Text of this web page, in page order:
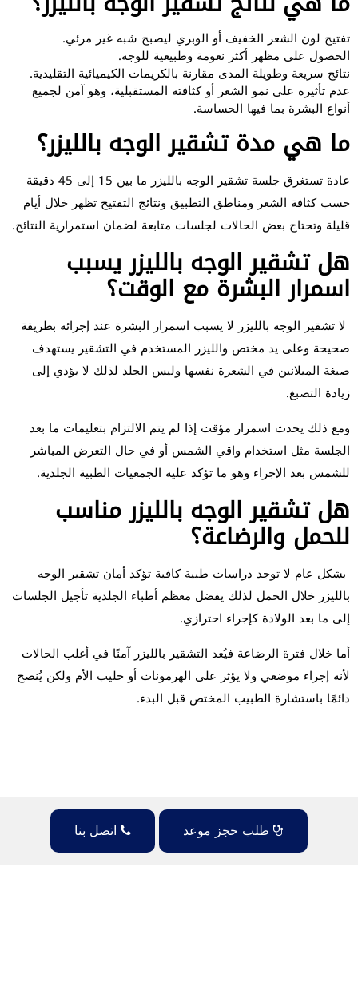
تفتيح لون الشعر الخفيف أو الوبري ليصبح شبه غير مرئي.
الحصول على مظهر أكثر نعومة وطبيعية للوجه.
نتائج سريعة وطويلة المدى مقارنة بالكريمات الكيميائية التقليدية.
عدم تأثيره على نمو الشعر أو كثافته المستقبلية، وهو آمن لجميع
أنواع البشرة بما فيها الحساسة.
ما هي مدة تشقير الوجه بالليزر؟
عادة تستغرق جلسة تشقير الوجه بالليزر ما بين 15 إلى 45 دقيقة
حسب كثافة الشعر ومناطق التطبيق ونتائج التفتيح تظهر خلال أيام
قليلة وتحتاج بعض الحالات لجلسات متابعة لضمان استمرارية النتائج.
هل تشقير الوجه بالليزر يسبب
اسمرار البشرة مع الوقت؟
لا تشقير الوجه بالليزر لا يسبب اسمرار البشرة عند إجرائه بطريقة
صحيحة وعلى يد مختص والليزر المستخدم في التشقير يستهدف
صبغة الميلانين في الشعرة نفسها وليس الجلد لذلك لا يؤدي إلى
زيادة التصبغ.
ومع ذلك يحدث اسمرار مؤقت إذا لم يتم الالتزام بتعليمات ما بعد
الجلسة مثل استخدام واقي الشمس أو في حال التعرض المباشر
للشمس بعد الإجراء وهو ما تؤكد عليه الجمعيات الطبية الجلدية.
هل تشقير الوجه بالليزر مناسب
للحمل والرضاعة؟
بشكل عام لا توجد دراسات طبية كافية تؤكد أمان تشقير الوجه
بالليزر خلال الحمل لذلك يفضل معظم أطباء الجلدية تأجيل الجلسات
إلى ما بعد الولادة كإجراء احترازي.
أما خلال فترة الرضاعة فيُعد التشقير بالليزر آمنًا في أغلب الحالات
لأنه إجراء موضعي ولا يؤثر على الهرمونات أو حليب الأم ولكن يُنصح
دائمًا باستشارة الطبيب المختص قبل البدء.
طلب حجز موعد اتصل بنا